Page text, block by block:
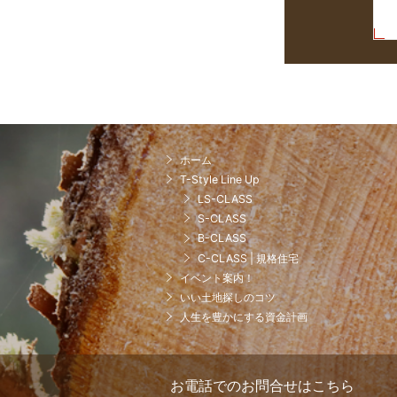
子
ホーム
T-Style Line Up
LS-CLASS
S-CLASS
B-CLASS
C-CLASS | 規格住宅
イベント案内！
いい土地探しのコツ
人生を豊かにする資金計画
お電話でのお問合せはこちら